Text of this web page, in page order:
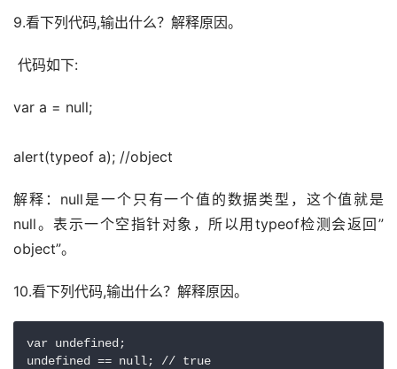
9.看下列代码,输出什么？解释原因。
代码如下:
var a = null;
alert(typeof a); //object
解释：null是一个只有一个值的数据类型，这个值就是
null。表示一个空指针对象，所以用typeof检测会返回”
object”。
10.看下列代码,输出什么？解释原因。
var undefined;
undefined == null; // true